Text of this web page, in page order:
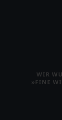
WIR
»FINE